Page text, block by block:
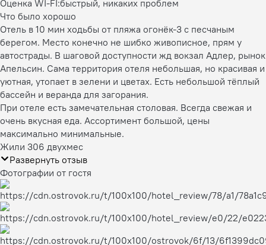
Оценка WI-FI:быстрый, никаких проблем
Что было хорошо
Отель в 10 мин ходьбы от пляжа огонёк-3 с песчаным
берегом. Место конечно не шибко живописное, прям у
автострады. В шаговой доступности жд вокзал Адлер, рынок
Апельсин. Сама территория отеля небольшая, но красивая и
уютная, утопает в зелени и цветах. Есть небольшой тёплый
бассейн и веранда для загорания.
При отеле есть замечательная столовая. Всегда свежая и
очень вкусная еда. Ассортимент большой, цены
максимально минимальные.
Жили 306 двухмес
Развернуть отзыв
Фотографии от гостя